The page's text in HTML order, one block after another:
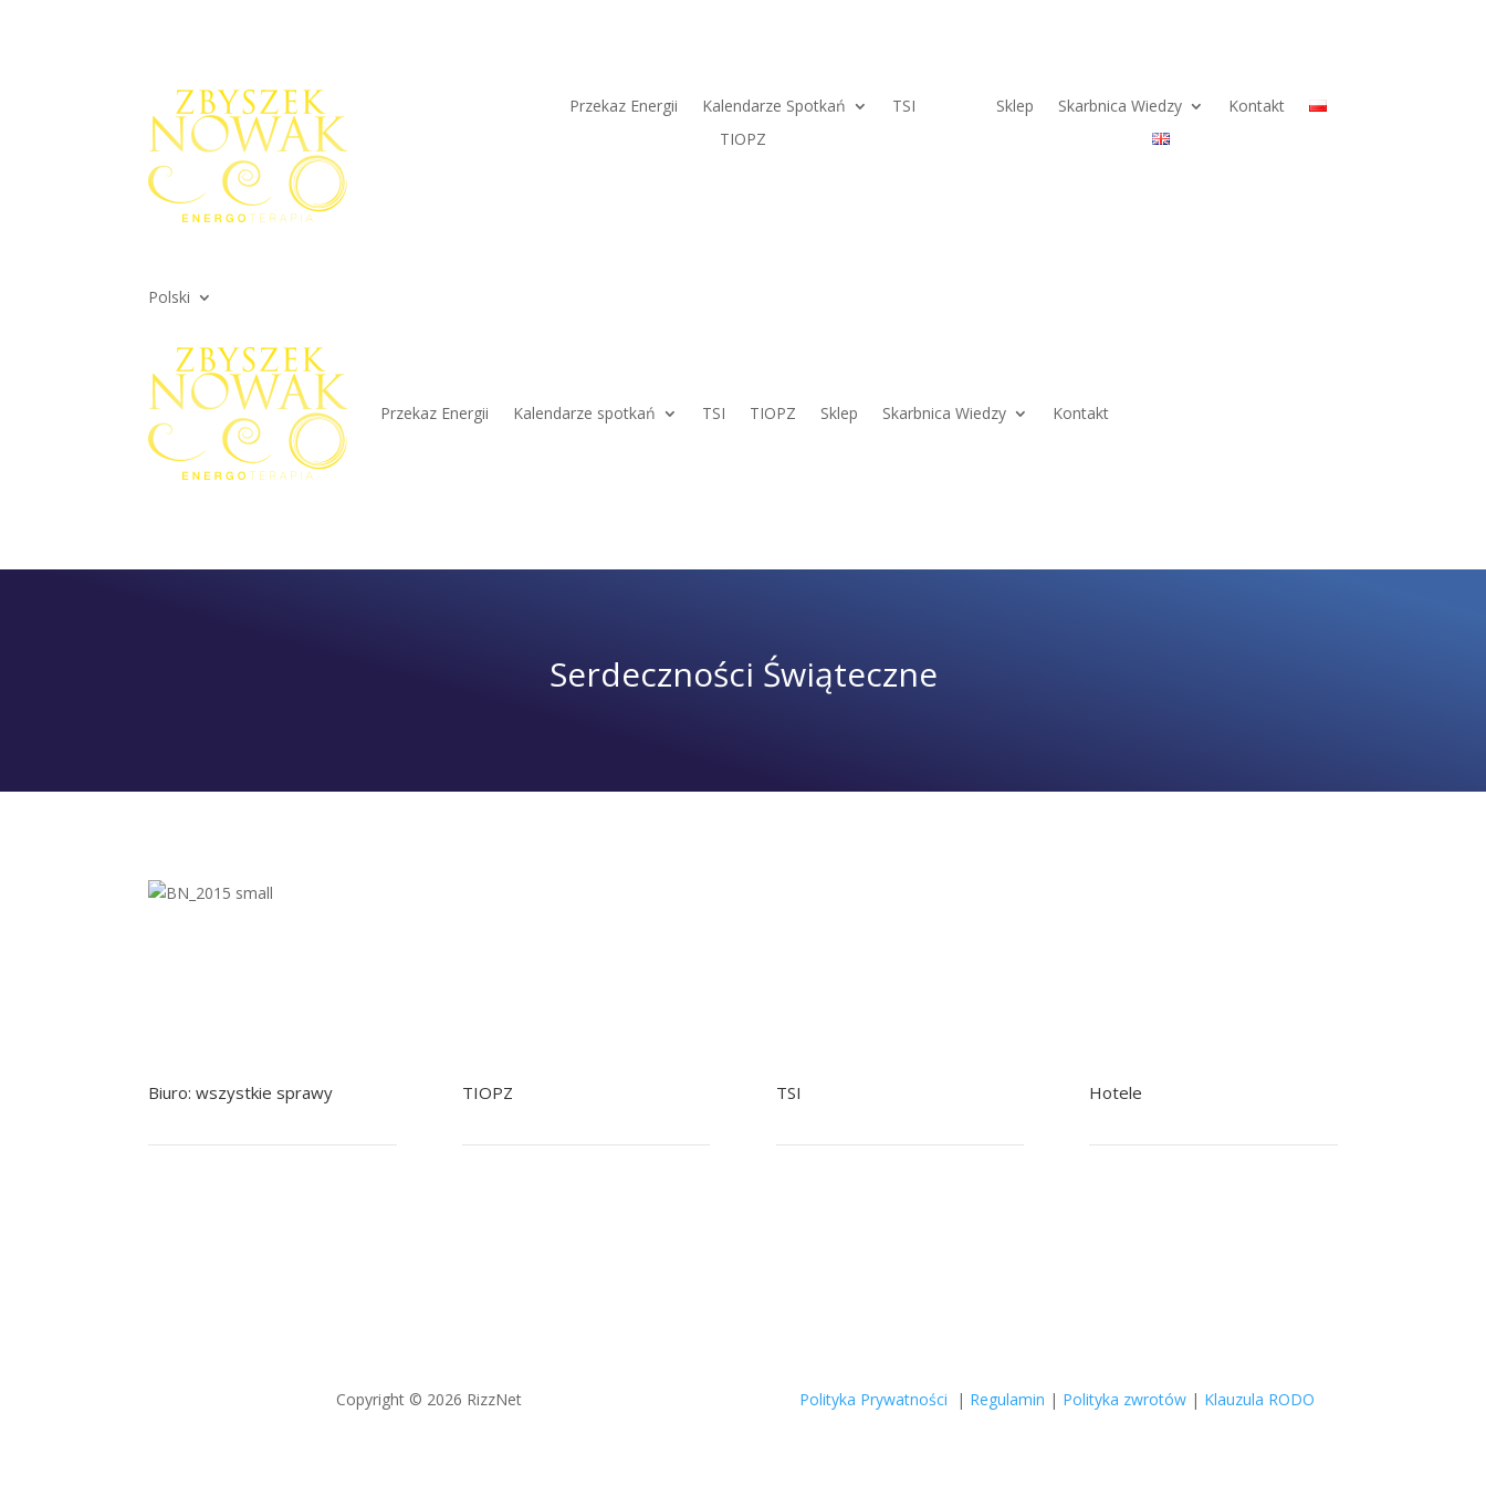
Przekaz Energii Kalendarze Spotkań
TSI
TIOPZ
Sklep Skarbnica Wiedzy Kontakt
Polski
Przekaz Energii Kalendarze spotkań TSI TIOPZ Sklep Skarbnica Wiedzy Kontakt
Serdeczności Świąteczne
Biuro: wszystkie sprawy TIOPZ TSI Hotele
Copyright © 2026 RizzNet Polityka Prywatności | Regulamin | Polityka zwrotów| Klauzula RODO